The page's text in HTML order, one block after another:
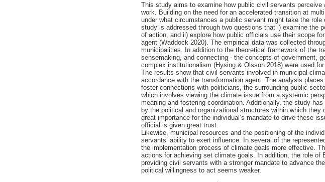
This study aims to examine how public civil servants
work. Building on the need for an accelerated transition at
under what circumstances a public servant might take the
study is addressed through two questions that i) examine the
of action, and ii) explore how public officials use their scope
agent (Waddock 2020). The empirical data was collected
municipalities. In addition to the theoretical framework of the
sensemaking, and connecting - the concepts of government,
complex institutionalism (Hysing & Olsson 2018) were used for
The results show that civil servants involved in municipal
accordance with the transformation agent. The analysis
foster connections with politicians, the surrounding public
which involves viewing the climate issue from a systemic
meaning and fostering coordination. Additionally, the study
by the political and organizational structures within which
great importance for the individual’s mandate to drive these
official is given great trust.
Likewise, municipal resources and the positioning of the
servants’ ability to exert influence. In several of the
the implementation process of climate goals more effective.
actions for achieving set climate goals. In addition, the role of
providing civil servants with a stronger mandate to advance
political willingness to act seems weaker.